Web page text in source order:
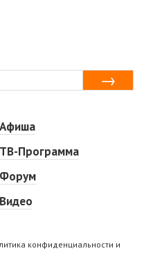
Афиша
ТВ-Программа
Форум
Видео
конфиденциальности и